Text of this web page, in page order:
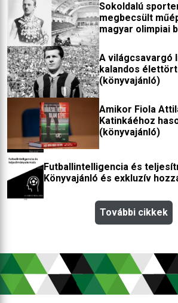
Sokoldalú
megbecsült
magyar olimpiai
(könyvajánló)
A világcsavargó
kalandos
(könyvajánló)
Amikor Fiola
Katinkáéhoz
(könyvajánló)
Futballintelligencia és
Könyvajánló és exkluzív
További cikkek